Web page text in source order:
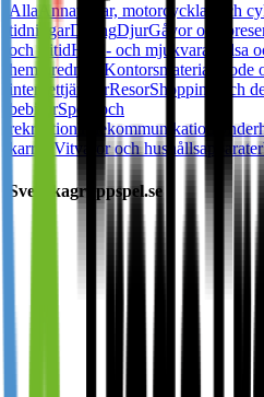
Alla Annat Bilar, motorcycklar och
tidningarDatingDjurGåvor och
och fritidHård- och mjukvara Hälsa
heminredning Kontorsmaterial Mode
internettjänsterResorShopping och
bebisarSport och
rekreation Telekommunikation
karriär Vitvaror och hushållsapparater
Svenskagruppspel.se